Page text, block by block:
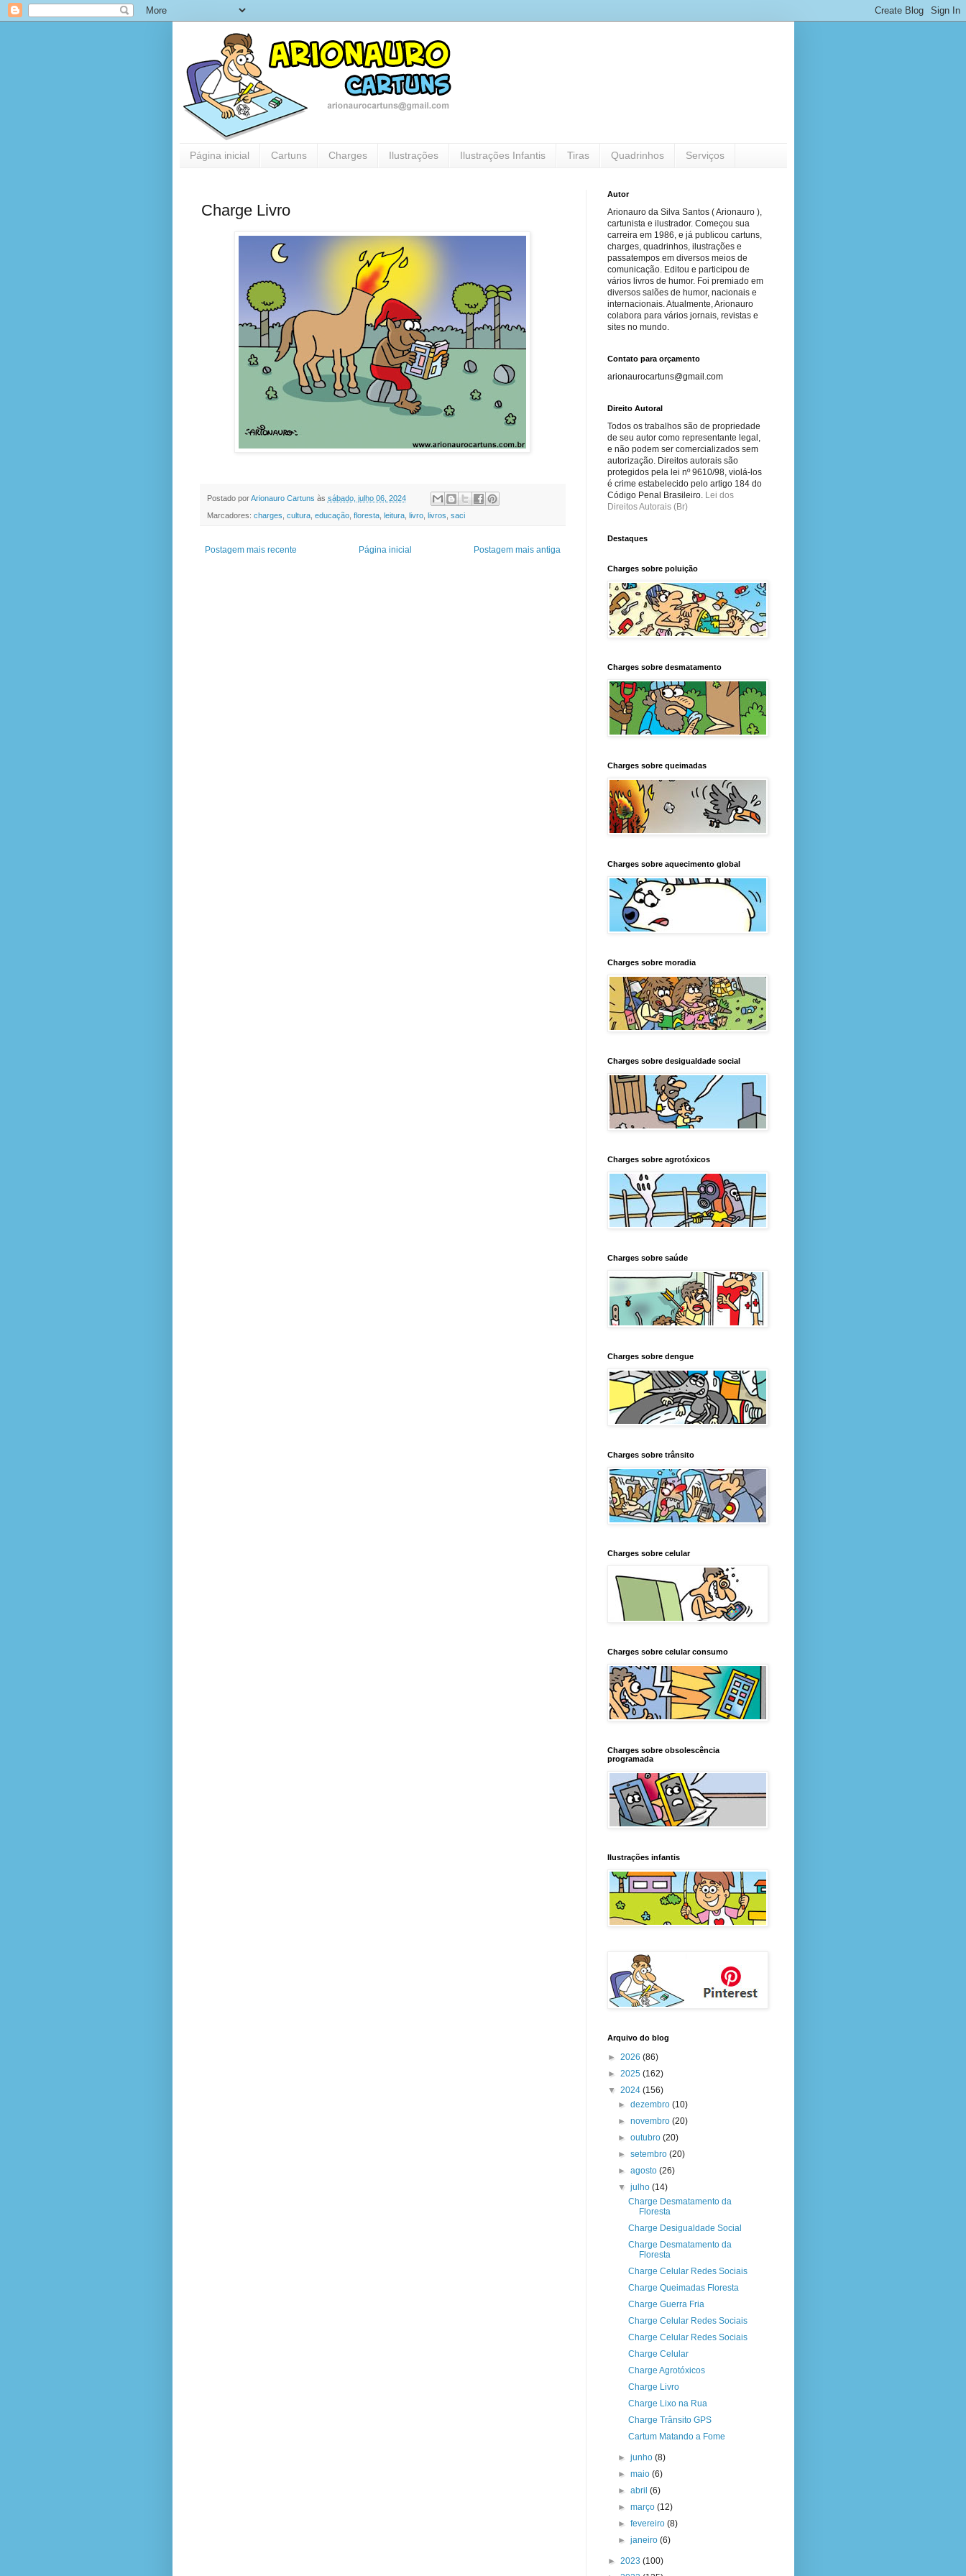
Página inicial Cartuns Charges Ilustrações Ilustrações Infantis Tiras Quadrinhos Serviços
Charge Livro
Postado porArionauro Cartuns às sábado, julho 06, 2024
Marcadores: charges cultura, educação, floresta, leitura, livro, livros saci
Postagem mais recente Postagem mais antiga
Página inicial
Autor
Arionauro da Silva Santos ( Arionauro ),
cartunista e ilustrador. Começou sua
carreira em 1986, e já publicou cartuns,
charges, quadrinhos, ilustrações e
passatempos em diversos meios de
comunicação. Editou e participou de
vários livros de humor. Foi premiado em
diversos salões de humor, nacionais e
internacionais. Atualmente, Arionauro
colabora para vários jornais, revistas e
sites no mundo.
Contato para orçamento
arionaurocartuns@gmail.com
Direito Autoral
Todos os trabalhos são de propriedade
de seu autor como representante legal,
e não podem ser comercializados sem
autorização. Direitos autorais são
protegidos pela lei nº 9610/98, violá-los
é crime estabelecido pelo artigo 184 do
Código Penal Brasileiro. Lei dos
Direitos Autorais (Br)
Destaques
Charges sobre poluição
Charges sobre desmatamento
Charges sobre queimadas
Charges sobre aquecimento global
Charges sobre moradia
Charges sobre desigualdade social
Charges sobre agrotóxicos
Charges sobre saúde
Charges sobre dengue
Charges sobre trânsito
Charges sobre celular
Charges sobre celular consumo
Charges sobre obsolescência
programada
Ilustrações infantis
Arquivo do blog
► 2026 (86)
► 2025 (162)
▼ 2024 (156)
► dezembro (10)
► novembro (20)
► outubro (20)
► setembro (20)
► agosto (26)
▼ julho (14)
Charge Desmatamento da
Floresta
Charge Desigualdade Social
Charge Desmatamento da
Floresta
Charge Celular Redes Sociais
Charge Queimadas Floresta
Charge Guerra Fria
Charge Celular Redes Sociais
Charge Celular Redes Sociais
Charge Celular
Charge Agrotóxicos
Charge Livro
Charge Lixo na Rua
Charge Trânsito GPS
Cartum Matando a Fome
► junho (8)
► maio (6)
► abril (6)
► março (12)
► fevereiro (8)
► janeiro (6)
► 2023 (100)